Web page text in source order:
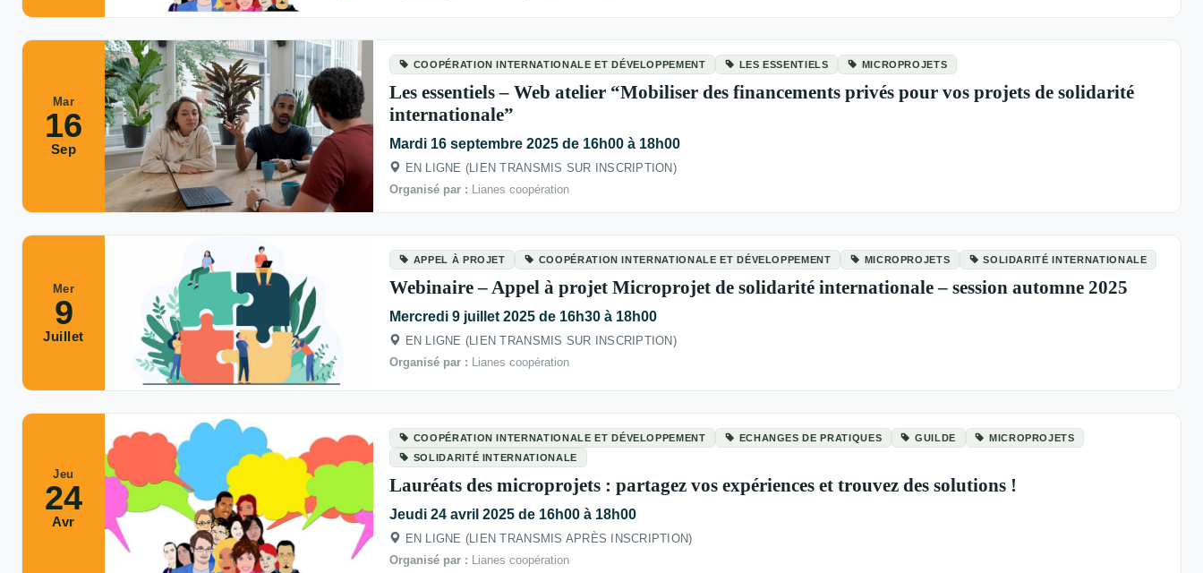
Mar
16
Sep
COOPÉRATION INTERNATIONALE ET DÉVELOPPEMENT LES ESSENTIELS MICROPROJETS
Les essentiels – Web atelier “Mobiliser des financements privés pour vos projets de solidarité
internationale”
Mardi 16 septembre 2025 de 16h00 à 18h00
EN LIGNE (LIEN TRANSMIS SUR INSCRIPTION)
Organisé par : Lianes coopération
Mer
9
Juillet
APPEL À PROJET COOPÉRATION INTERNATIONALE ET DÉVELOPPEMENT MICROPROJETS SOLIDARITÉ INTERNATIONALE
Webinaire – Appel à projet Microprojet de solidarité internationale – session automne 2025
Mercredi 9 juillet 2025 de 16h30 à 18h00
EN LIGNE (LIEN TRANSMIS SUR INSCRIPTION)
Organisé par : Lianes coopération
Jeu
24
Avr
COOPÉRATION INTERNATIONALE ET DÉVELOPPEMENT ECHANGES DE PRATIQUES GUILDE
MICROPROJETS
SOLIDARITÉ INTERNATIONALE
Lauréats des microprojets : partagez vos expériences et trouvez des solutions !
Jeudi 24 avril 2025 de 16h00 à 18h00
EN LIGNE (LIEN TRANSMIS APRÈS INSCRIPTION)
Organisé par : Lianes coopération